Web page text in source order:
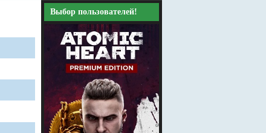
Выбор пользователей!